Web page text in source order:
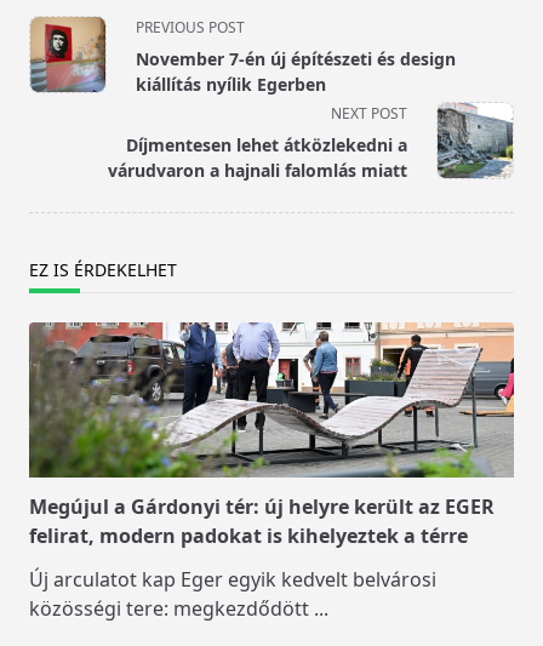
<span
class="nav-
subtitle
text">Page</span>
PREVIOUS POST
November 7-én új építészeti és design
kiállítás nyílik Egerben
NEXT POST
Díjmentesen lehet átközlekedni a
várudvaron a hajnali falomlás miatt
EZ IS ÉRDEKELHET
Megújul a Gárdonyi tér: új helyre került az EGER
felirat, modern padokat is kihelyeztek a térre
Új arculatot kap Eger egyik kedvelt belvárosi
közösségi tere: megkezdődött ...